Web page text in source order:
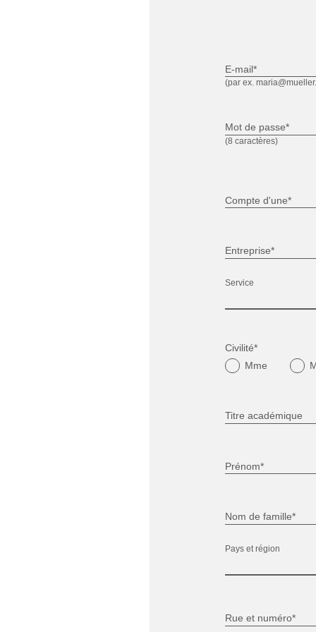
(par ex.
E-mail*
(8 caractères)
Mot de passe*
Compte d'une*
Entreprise*
Service
Civilité*
Mme
Titre académique
Prénom*
Nom de famille*
Pays et région
Rue et numéro*